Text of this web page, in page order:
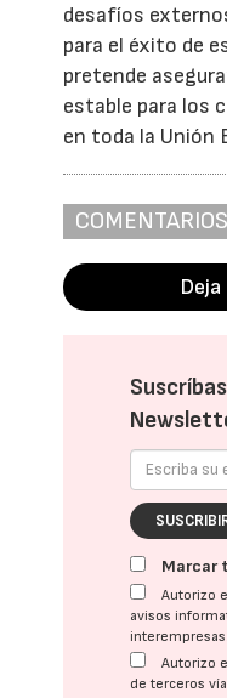
desafíos
para el éxito de
pretende
estable para los
en toda la Unión
Marcar
Autorizo
avisos
Autorizo
de terceros